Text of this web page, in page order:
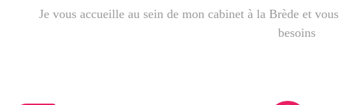
Je vous accueille au sein de mon cabinet à la Brède et
besoins